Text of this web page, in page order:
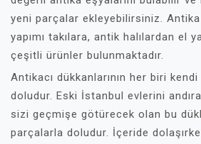
yeni parçalar ekleyebilirsiniz.
yapımı takılara, antik halılardan el
çeşitli ürünler bulunmaktadır.
Antikacı dükkanlarının her biri
doludur. Eski İstanbul evlerini
sizi geçmişe götürecek olan bu
parçalarla doludur. İçeride